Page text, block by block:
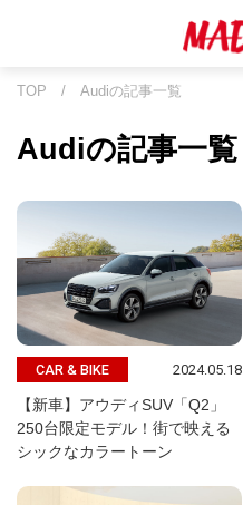
TOP / Audiの記事一覧
Audiの記事一覧
CAR & BIKE 2024.05.18
【新車】アウディSUV「Q2」
250台限定モデル！街で映える
シックなカラートーン